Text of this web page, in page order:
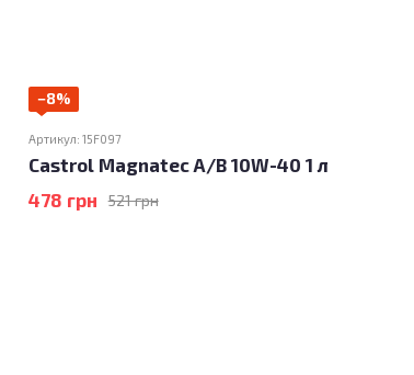
−8%
Артикул: 15F097
Castrol Magnatec A/B 10W-40 1 л
521 грн
478 грн